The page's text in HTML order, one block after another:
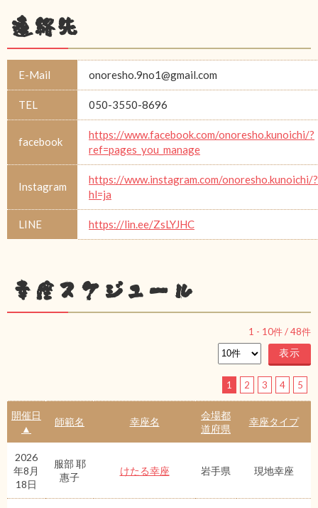
連絡先
E-Mail onoresho.9no1@gmail.com
TEL 050-3550-8696
facebook
https://www.facebook.com/onoresho.kunoichi/?
ref=pages_you_manage
Instagram
https://www.instagram.com/onoresho.kunoichi/?
hl=ja
LINE https://lin.ee/ZsLYJHC
幸座スケジュール
1 - 10件 /48件
1 2 3 4 5
開催日
▲
師範名 幸座名
会場都
道府県
幸座タイプ
2026
年8月
18日
服部 耶
惠子
けたる幸座 岩手県 現地幸座